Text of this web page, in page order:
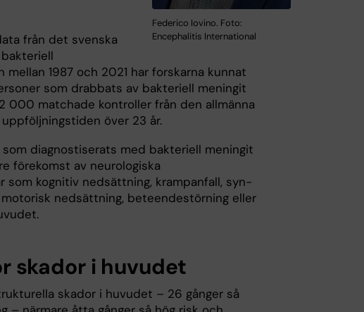
Federico Iovino. Foto:
Encephalitis International
från det svenska
mellan 1987 och 2021 har forskarna kunnat
som drabbats av bakteriell meningit
000 matchade kontroller från den allmänna
över 23 år.
diagnostiserats med bakteriell meningit
förekomst av neurologiska
som kognitiv nedsättning, krampanfall, syn-
nedsättning, beteendestörning eller
skador i huvudet
skador i huvudet – 26 gånger så